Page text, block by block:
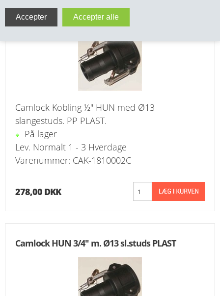
VA FITTINGS & VENTILER
ENTREPENØRARBEJDE- & UDSTYR
BEFÆSTIGELSE
BESPÆNDING, GUMMIDELE M.M.
BEARBEJDNING, MONTAGE & HAVEARBEJDE
FORSIDE
Camlock HUN ½" m. Ø13 sl.studs PLAST
Camlock Kobling ½" HUN med Ø13
slangestuds. PP PLAST.
På lager
Lev. Normalt 1 - 3 Hverdage
Varenummer: CAK-1810002C
278,00 DKK
Camlock HUN 3/4" m. Ø13 sl.studs PLAST